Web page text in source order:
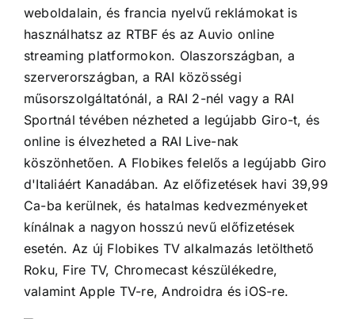
weboldalain, és francia nyelvű reklámokat is
használhatsz az RTBF és az Auvio online
streaming platformokon. Olaszországban, a
szerverországban, a RAI közösségi
műsorszolgáltatónál, a RAI 2-nél vagy a RAI
Sportnál tévében nézheted a legújabb Giro-t, és
online is élvezheted a RAI Live-nak
köszönhetően. A Flobikes felelős a legújabb Giro
d'Italiáért Kanadában. Az előfizetések havi 39,99
Ca-ba kerülnek, és hatalmas kedvezményeket
kínálnak a nagyon hosszú nevű előfizetések
esetén. Az új Flobikes TV alkalmazás letölthető
Roku, Fire TV, Chromecast készülékedre,
valamint Apple TV-re, Androidra és iOS-re.